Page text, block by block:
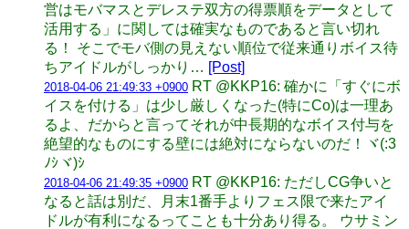
営はモバマスとデレステ双方の得票順をデータとして
活用する」に関しては確実なものであると言い切れ
る！ そこでモバ側の見えない順位で従来通りボイス待
ちアイドルがしっかり… [Post]
2018-04-06 21:49:33 +0900 RT @KKP16: 確かに「すぐにボ
イスを付ける」は少し厳しくなった(特にCo)は一理あ
るよ、だからと言ってそれが中長期的なボイス付与を
絶望的なものにする壁には絶対にならないのだ！ヾ(:3
ﾉｼヾ)ｼ
2018-04-06 21:49:35 +0900 RT @KKP16: ただしCG争いと
なると話は別だ、月末1番手よりフェス限で来たアイ
ドルが有利になるってことも十分あり得る。 ウサミン